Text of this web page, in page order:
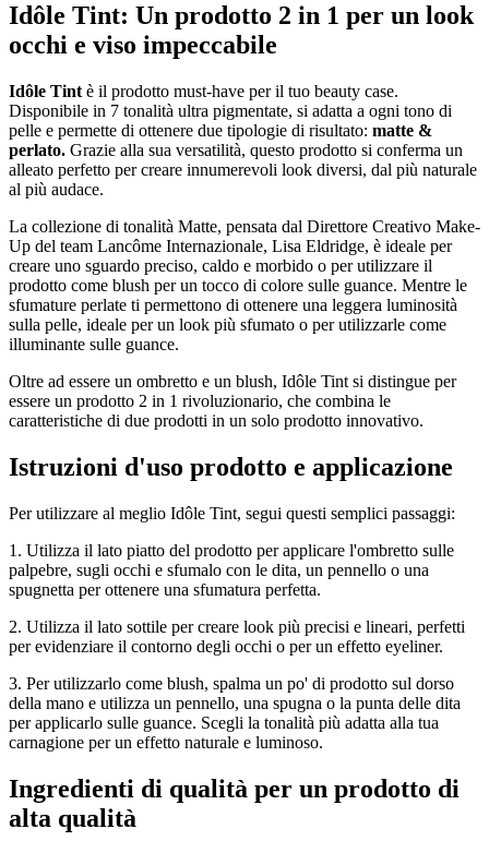
Idôle Tint: Un prodotto 2 in 1 per un look
occhi e viso impeccabile
Idôle Tint è il prodotto must-have per il tuo beauty case.
Disponibile in 7 tonalità ultra pigmentate, si adatta a ogni tono di
pelle e permette di ottenere due tipologie di risultato: matte &
perlato. Grazie alla sua versatilità, questo prodotto si conferma un
alleato perfetto per creare innumerevoli look diversi, dal più naturale
al più audace.
La collezione di tonalità Matte, pensata dal Direttore Creativo Make-
Up del team Lancôme Internazionale, Lisa Eldridge, è ideale per
creare uno sguardo preciso, caldo e morbido o per utilizzare il
prodotto come blush per un tocco di colore sulle guance. Mentre le
sfumature perlate ti permettono di ottenere una leggera luminosità
sulla pelle, ideale per un look più sfumato o per utilizzarle come
illuminante sulle guance.
Oltre ad essere un ombretto e un blush, Idôle Tint si distingue per
essere un prodotto 2 in 1 rivoluzionario, che combina le
caratteristiche di due prodotti in un solo prodotto innovativo.
Istruzioni d'uso prodotto e applicazione
Per utilizzare al meglio Idôle Tint, segui questi semplici passaggi:
1. Utilizza il lato piatto del prodotto per applicare l'ombretto sulle
palpebre, sugli occhi e sfumalo con le dita, un pennello o una
spugnetta per ottenere una sfumatura perfetta.
2. Utilizza il lato sottile per creare look più precisi e lineari, perfetti
per evidenziare il contorno degli occhi o per un effetto eyeliner.
3. Per utilizzarlo come blush, spalma un po' di prodotto sul dorso
della mano e utilizza un pennello, una spugna o la punta delle dita
per applicarlo sulle guance. Scegli la tonalità più adatta alla tua
carnagione per un effetto naturale e luminoso.
Ingredienti di qualità per un prodotto di
alta qualità